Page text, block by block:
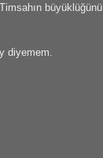
büyüklüğünü
diyemem.